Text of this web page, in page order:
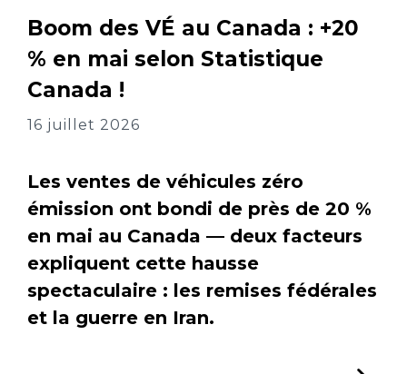
Boom des VÉ au Canada : +20
% en mai selon Statistique
Canada !
16 juillet 2026
Les ventes de véhicules zéro
émission ont bondi de près de 20 %
en mai au Canada — deux facteurs
expliquent cette hausse
spectaculaire : les remises fédérales
et la guerre en Iran.